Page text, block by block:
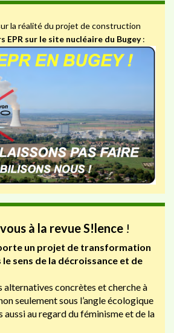
la réalité du projet de construction
EPR sur le site nucléaire du Bugey:
à la revue S!lence !
un projet de transformation
sens de la décroissance et de
alternatives concrètes et cherche à
seulement sous l’angle écologique
aussi au regard du féminisme et de la